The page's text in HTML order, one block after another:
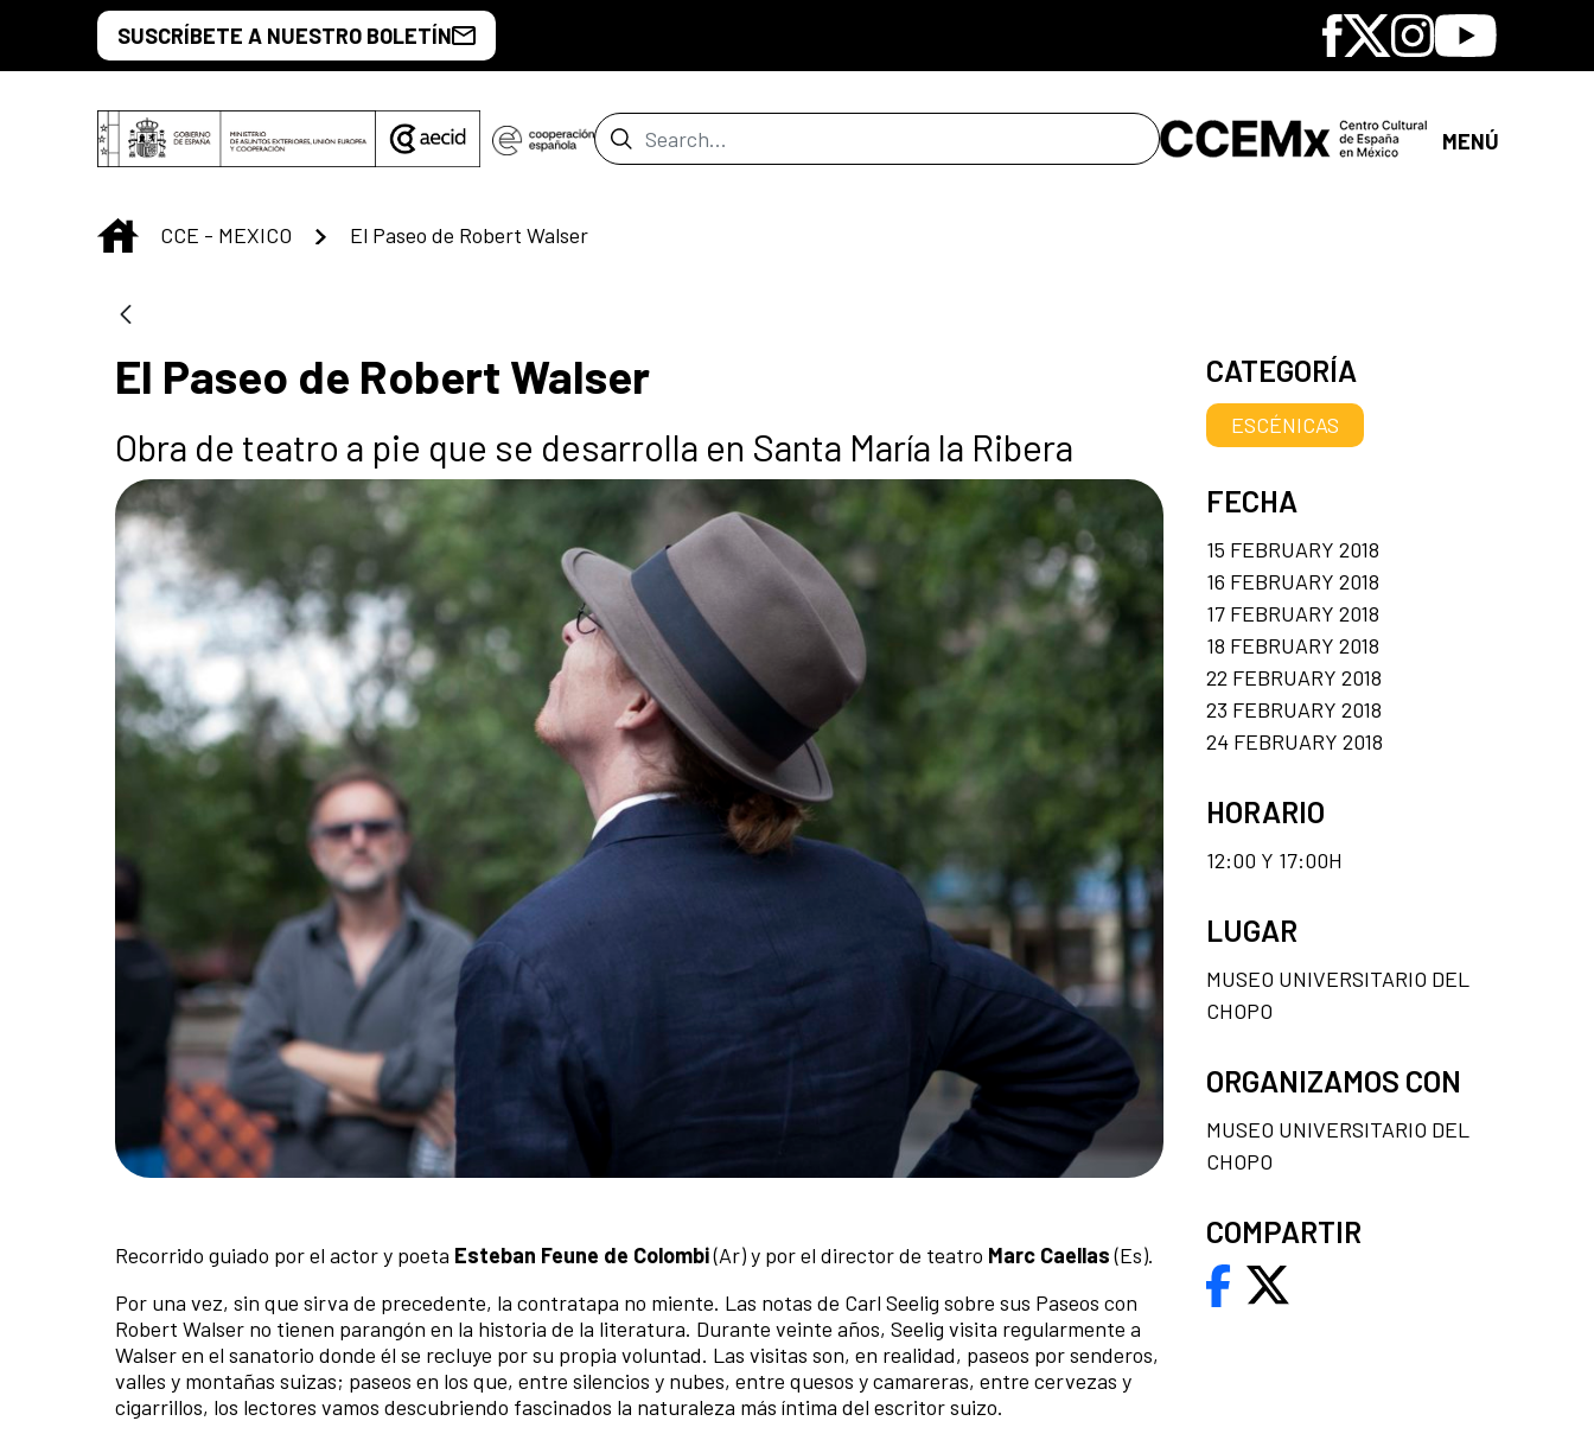
Skip to Main ContentSUSCRÍBETE A NUESTRO BOLETÍN Facebook
X Instagram
Youtube
Search Bar MENÚ
INICIO
CCE - MEXICO El Paseo de Robert Walser
El Paseo de Robert Walser
Obra de teatro a pie que se desarrolla en Santa María la Ribera
Recorrido guiado por el actor y poeta Esteban Feune de Colombi(Ar) y por el director de teatro Marc Caellas(Es).
Por una vez, sin que sirva de precedente, la contratapa no miente. Las notas de Carl Seelig sobre sus Paseos con
Robert Walser no tienen parangón en la historia de la literatura. Durante veinte años, Seelig visita regularmente a
Walser en el sanatorio donde él se recluye por su propia voluntad. Las visitas son, en realidad, paseos por senderos,
valles y montañas suizas; paseos en los que, entre silencios y nubes, entre quesos y camareras, entre cervezas y
cigarrillos, los lectores vamos descubriendo fascinados la naturaleza más í­ntima del escritor suizo.
CATEGORÍA
ESCÉNICAS
FECHA
15 FEBRUARY 2018
16 FEBRUARY 2018
17 FEBRUARY 2018
18 FEBRUARY 2018
22 FEBRUARY 2018
23 FEBRUARY 2018
24 FEBRUARY 2018
HORARIO
12:00 Y 17:00H
LUGAR
MUSEO UNIVERSITARIO DEL
CHOPO
ORGANIZAMOS CON
MUSEO UNIVERSITARIO DEL
CHOPO
COMPARTIR